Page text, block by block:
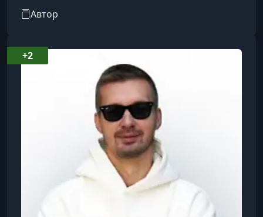
масштабирования и продвижения онлайн-
магазинов на маркетплейсах, таких как
Никита публикует полезные разборы,
инструкции и лайфхаки для
предпринимателей, которые хотят эффективно
работать в e-commerce. Темы варьируются от
выбора товара и аналитики продаж до
оптимизации логистики и автомати
Автор
+2